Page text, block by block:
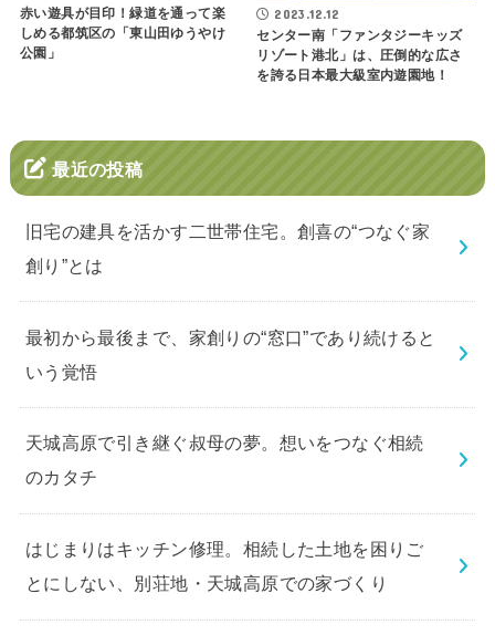
赤い遊具が目印！緑道を通って楽
しめる都筑区の「東山田ゆうやけ
公園」
2023.12.12
センター南「ファンタジーキッズ
リゾート港北」は、圧倒的な広さ
を誇る日本最大級室内遊園地！
最近の投稿
旧宅の建具を活かす二世帯住宅。創喜の“つなぐ家
創り”とは
最初から最後まで、家創りの“窓口”であり続けると
いう覚悟
天城高原で引き継ぐ叔母の夢。想いをつなぐ相続
のカタチ
はじまりはキッチン修理。相続した土地を困りご
とにしない、別荘地・天城高原での家づくり